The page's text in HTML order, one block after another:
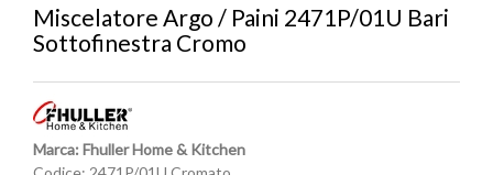
Miscelatore Argo / Paini 2471P/01U Bari
Sottofinestra Cromo
Marca: Fhuller Home & Kitchen